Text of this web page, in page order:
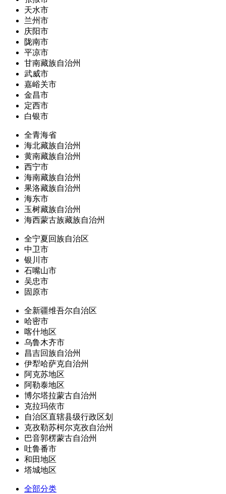
天水市
兰州市
庆阳市
陇南市
平凉市
甘南藏族自治州
武威市
嘉峪关市
金昌市
定西市
白银市
全青海省
海北藏族自治州
黄南藏族自治州
西宁市
海南藏族自治州
果洛藏族自治州
海东市
玉树藏族自治州
海西蒙古族藏族自治州
全宁夏回族自治区
中卫市
银川市
石嘴山市
吴忠市
固原市
全新疆维吾尔自治区
哈密市
喀什地区
乌鲁木齐市
昌吉回族自治州
伊犁哈萨克自治州
阿克苏地区
阿勒泰地区
博尔塔拉蒙古自治州
克拉玛依市
自治区直辖县级行政区划
克孜勒苏柯尔克孜自治州
巴音郭楞蒙古自治州
吐鲁番市
和田地区
塔城地区
全部分类